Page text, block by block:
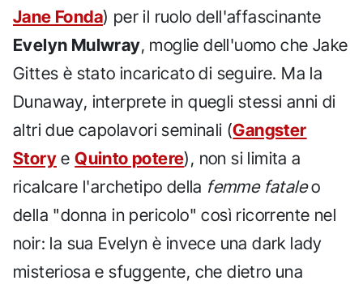
Jane Fonda) per il ruolo dell'affascinante
Evelyn Mulwray, moglie dell'uomo che Jake
Gittes è stato incaricato di seguire. Ma la
Dunaway, interprete in quegli stessi anni di
altri due capolavori seminali (Gangster
Story eQuinto potere), non si limita a
ricalcare l'archetipo della femme fataleo
della "donna in pericolo" così ricorrente nel
noir: la sua Evelyn è invece una dark lady
misteriosa e sfuggente, che dietro una